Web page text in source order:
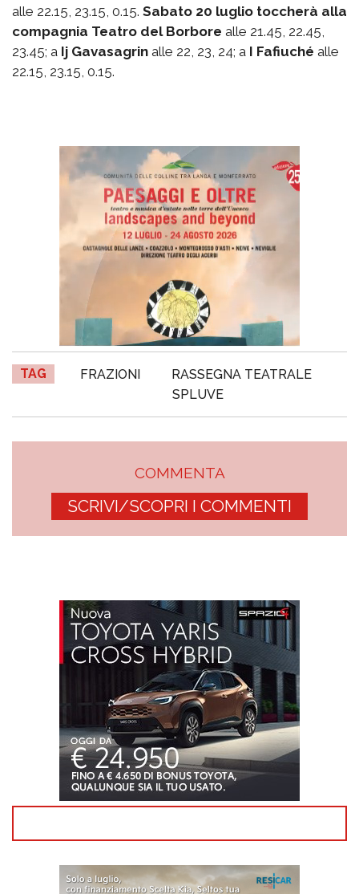
alle 22.15, 23.15, 0.15. Sabato 20 luglio toccherà alla
compagnia Teatro del Borbore alle 21.45, 22.45,
23.45; a Ij Gavasagrin alle 22, 23, 24; a I Fafiuché alle
22.15, 23.15, 0.15.
TAG FRAZIONI
RASSEGNA TEATRALE
SPLUVE
COMMENTA
SCRIVI/SCOPRI I COMMENTI